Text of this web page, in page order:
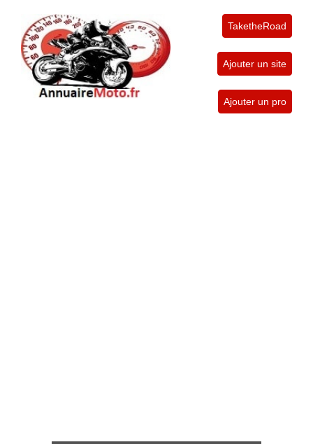
TaketheRoad
Ajouter un site
Ajouter un pro